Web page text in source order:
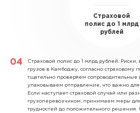
Страховой
полис до 1 млрд
рублей
Страховой полис до 1 млрд рублей. Риски,
грузов в Камбоджу, согласно страховому
тщательно проверяем
упаковываем отправление, что важно
Если наступает страховой случай или
грузоперевозчиком, принимаем меры
трудностей до положительного решения.